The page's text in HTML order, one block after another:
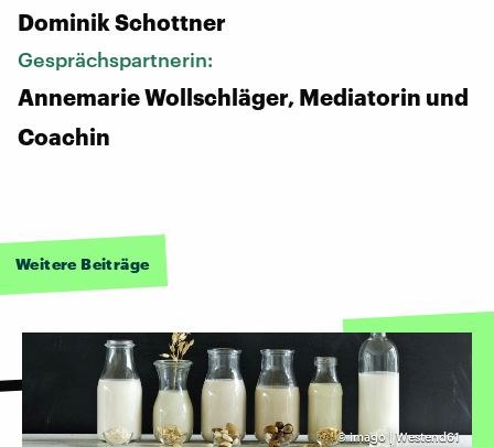
Dominik Schottner
Gesprächspartnerin:
Annemarie Wollschläger, Mediatorin und
Coachin
Weitere Beiträge
©imago | Westend61